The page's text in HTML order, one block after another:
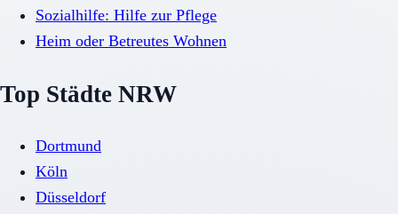
Sozialhilfe: Hilfe zur Pflege
Heim oder Betreutes Wohnen
Top Städte NRW
Dortmund
Köln
Düsseldorf